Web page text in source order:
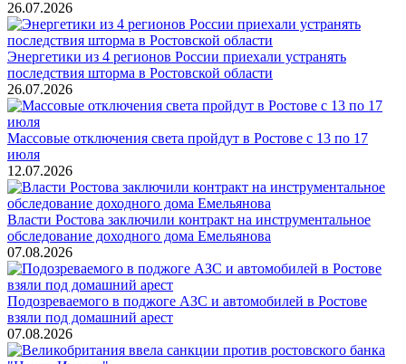
26.07.2026
Энергетики из 4 регионов России приехали устранять
последствия шторма в Ростовской области
26.07.2026
Массовые отключения света пройдут в Ростове с 13 по 17
июля
12.07.2026
Власти Ростова заключили контракт на инструментальное
обследование доходного дома Емельянова
07.08.2026
Подозреваемого в поджоге АЗС и автомобилей в Ростове
взяли под домашний арест
07.08.2026